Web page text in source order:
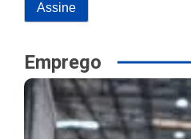
Emprego